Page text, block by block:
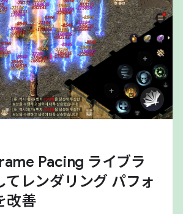
Pacing ライブラ
てレンダリング パフォ
改善